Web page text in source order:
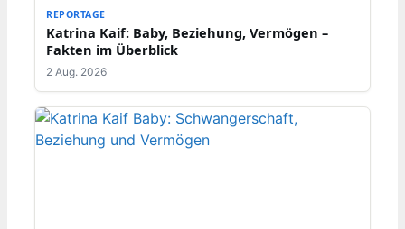
REPORTAGE
Katrina Kaif: Baby, Beziehung, Vermögen –
Fakten im Überblick
2 Aug. 2026